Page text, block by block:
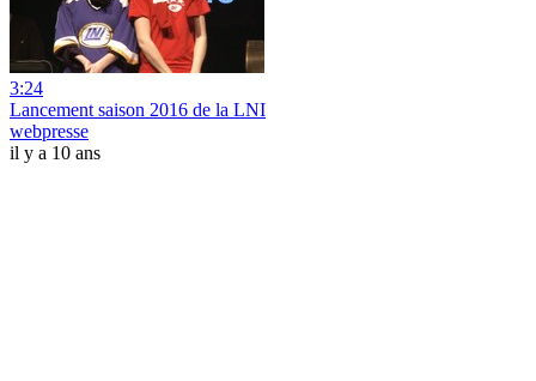
3:24
Lancement saison 2016 de la LNI
webpresse
il y a 10 ans